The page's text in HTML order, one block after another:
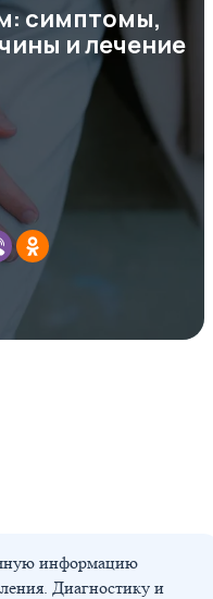
симптомы,
и лечение
информацию
Диагностику и